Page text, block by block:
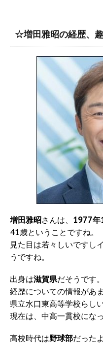
☆増田雅昭の経歴、
増田雅昭さんは、 1977年
41歳ということですね。
見た目は若々しいですし
うですね。
出身は滋賀県だそうです。
経歴についての情報があ
県立水口東高等学校らしい
現在は、中高一貫校にな
高校時代は野球部だった